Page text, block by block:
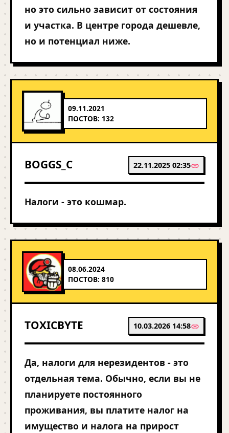
но это сильно зависит от состояния
и участка. В центре города дешевле,
но и потенциал ниже.
09.11.2021
ПОСТОВ: 132
BOGGS_C 22.11.2025 02:35
Налоги - это кошмар.
08.06.2024
ПОСТОВ: 810
TOXICBYTE 10.03.2026 14:58
Да, налоги для нерезидентов - это
отдельная тема. Обычно, если вы не
планируете постоянного
проживания, вы платите налог на
имущество и налога на прирост